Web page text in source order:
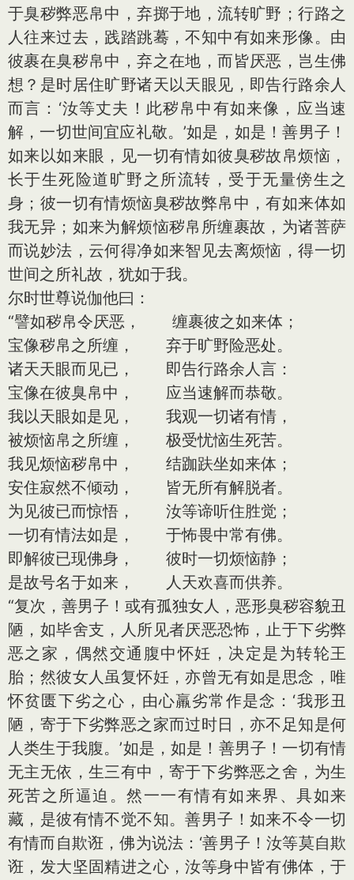
于臭秽弊恶帛中，弃掷于地，流转旷野；行路之
人往来过去，践踏跳蓦，不知中有如来形像。由
彼裹在臭秽帛中，弃之在地，而皆厌恶，岂生佛
想？是时居住旷野诸天以天眼见，即告行路余人
而言：‘汝等丈夫！此秽帛中有如来像，应当速
解，一切世间宜应礼敬。’如是，如是！善男子！
如来以如来眼，见一切有情如彼臭秽故帛烦恼，
长于生死险道旷野之所流转，受于无量傍生之
身；彼一切有情烦恼臭秽故弊帛中，有如来体如
我无异；如来为解烦恼秽帛所缠裹故，为诸菩萨
而说妙法，云何得净如来智见去离烦恼，得一切
世间之所礼故，犹如于我。
尔时世尊说伽他曰：
“譬如秽帛令厌恶， 缠裹彼之如来体；
宝像秽帛之所缠， 弃于旷野险恶处。
诸天天眼而见已， 即告行路余人言：
宝像在彼臭帛中， 应当速解而恭敬。
我以天眼如是见， 我观一切诸有情，
被烦恼帛之所缠， 极受忧恼生死苦。
我见烦恼秽帛中， 结跏趺坐如来体；
安住寂然不倾动， 皆无所有解脱者。
为见彼已而惊悟， 汝等谛听住胜觉；
一切有情法如是， 于怖畏中常有佛。
即解彼已现佛身， 彼时一切烦恼静；
是故号名于如来， 人天欢喜而供养。
“复次，善男子！或有孤独女人，恶形臭秽容貌丑
陋，如毕舍支，人所见者厌恶恐怖，止于下劣弊
恶之家，偶然交通腹中怀妊，决定是为转轮王
胎；然彼女人虽复怀妊，亦曾无有如是思念，唯
怀贫匮下劣之心，由心羸劣常作是念：‘我形丑
陋，寄于下劣弊恶之家而过时日，亦不足知是何
人类生于我腹。’如是，如是！善男子！一切有情
无主无依，生三有中，寄于下劣弊恶之舍，为生
死苦之所逼迫。然一一有情有如来界、具如来
藏，是彼有情不觉不知。善男子！如来不令一切
有情而自欺诳，佛为说法：‘善男子！汝等莫自欺
诳，发大坚固精进之心，汝等身中皆有佛体，于